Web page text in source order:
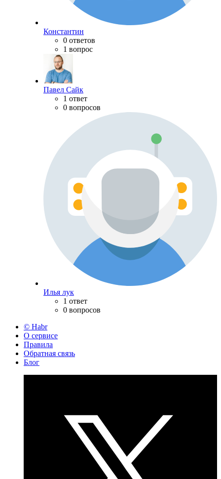
Константин
0 ответов
1 вопрос
Павел Сайк
1 ответ
0 вопросов
Илья лук
1 ответ
0 вопросов
© Habr
О сервисе
Правила
Обратная связь
Блог